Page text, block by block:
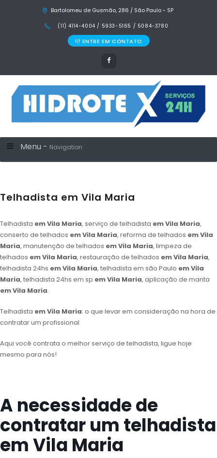
Bartolomeu de Gusmão, 286 / São Paulo - SP
(11) 4114-4004 / 5933-5165 / 5084-3780
ENTRE EM CONTATO
Menu - Navigation
Telhadista em Vila Maria
Telhadista em Vila Maria, serviço de telhadista em Vila Maria,
conserto de telhados em Vila Maria, reforma de telhados em Vila
Maria, manutenção de telhados em Vila Maria, limpeza de
telhados em Vila Maria, restauração de telhados em Vila Maria,
telhadista 24hs em Vila Maria, telhadista em são Paulo em Vila
Maria, telhadista 24hs em sp em Vila Maria, aplicação de manta
em Vila Maria.
Telhadista em Vila Maria: o que levar em consideração na hora de
contratar um profissional
Aqui você contrata o melhor serviço de telhadista, ligue hoje
mesmo para nós!
A necessidade de
contratar um telhadista
em Vila Maria